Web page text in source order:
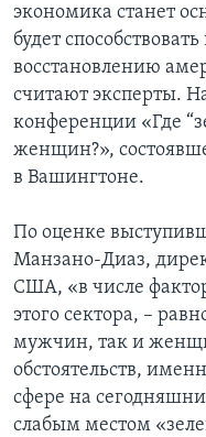
поискДИСКУССИЯ VOA
НЬЮ-ЙОРК NEW
АМЕРИКА. БОЛЬШОЕ
АРТЕФАКТЫ
ТЕСТЫ
ЗА СВОБОДУ ПРЕССЫ
УЧИМ АНГЛИЙСКИЙ
ВИДЕО
ПОДПИСКА НА
СОЦИАЛЬНЫЕ СЕТИ
Языки
экономика станет
будет
восстановлению
считают эксперты.
конференции «Где
женщин?»,
в Вашингтоне.
По оценке
Манзано-Диаз,
США, «в числе
этого сектора, –
мужчин, так и
обстоятельств,
сфере на
слабым местом